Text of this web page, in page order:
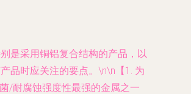
是采用铜铝复合结构的产品，以
品时应关注的要点。\n\n【1. 为
/耐腐蚀强度性最强的金属之一